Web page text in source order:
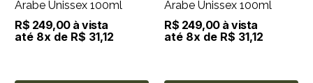
Árabe Unissex 100ml
R$ 249,00 à vista
até 8x de R$ 31,12
Árabe Unissex 100ml
R$ 249,00 à vista
até 8x de R$ 31,12